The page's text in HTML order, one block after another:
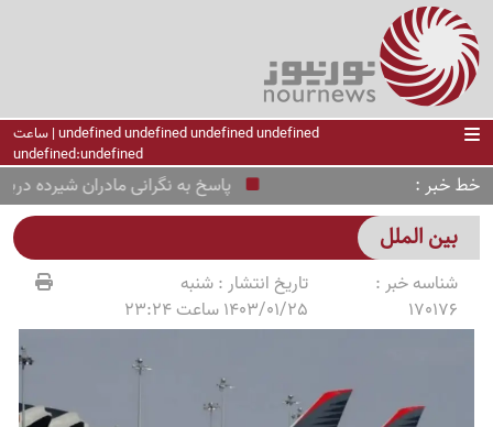
undefined undefined undefined undefined | ساعت
undefined:undefined
خط خبر پاسخ به نگرانی مادران شیرده
بین الملل
شناسه خبر :
170176
تاریخ انتشار :شنبه
1403/01/25 ساعت 23:24